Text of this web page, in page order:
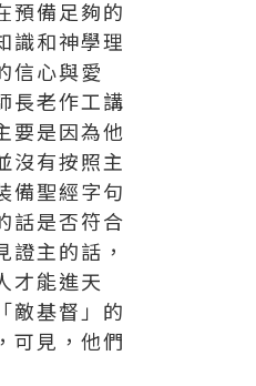
預備足夠的
識和神學理
信心與愛
長老作工講
要是因為他
沒有按照主
備聖經字句
話是否符合
主的話，
才能進天
敵基督」的
可見，他們